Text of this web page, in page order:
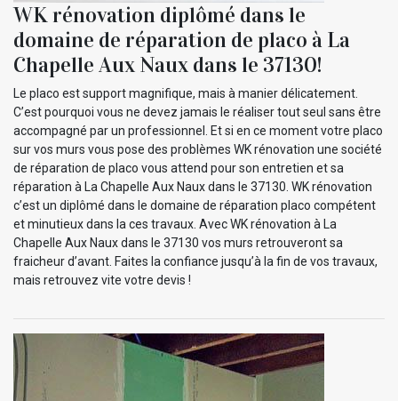
WK rénovation diplômé dans le
domaine de réparation de placo à La
Chapelle Aux Naux dans le 37130!
Le placo est support magnifique, mais à manier délicatement.
C’est pourquoi vous ne devez jamais le réaliser tout seul sans être
accompagné par un professionnel. Et si en ce moment votre placo
sur vos murs vous pose des problèmes WK rénovation une société
de réparation de placo vous attend pour son entretien et sa
réparation à La Chapelle Aux Naux dans le 37130. WK rénovation
c’est un diplômé dans le domaine de réparation placo compétent
et minutieux dans la ces travaux. Avec WK rénovation à La
Chapelle Aux Naux dans le 37130 vos murs retrouveront sa
fraicheur d’avant. Faites la confiance jusqu’à la fin de vos travaux,
mais retrouvez vite votre devis !